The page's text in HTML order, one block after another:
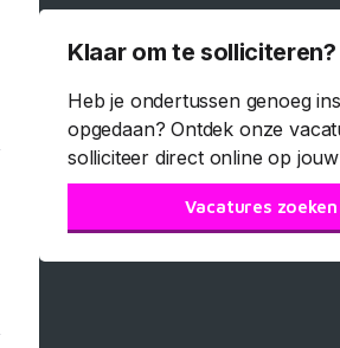
Klaar om te solliciteren?
Heb je ondertussen genoeg
opgedaan? Ontdek onze
solliciteer direct online op
Vacatures zoeken